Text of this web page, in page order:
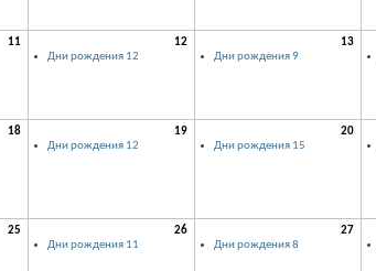
11
12
Дни рождения 12
13
Дни рождения 9
18
19
Дни рождения 12
20
Дни рождения 15
25
26
Дни рождения 11
27
Дни рождения 8